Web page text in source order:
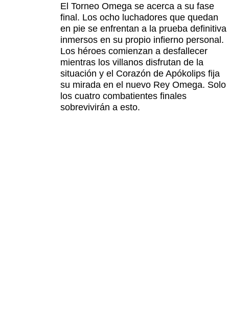
El Torneo Omega se acerca a su fase
final. Los ocho luchadores que quedan
en pie se enfrentan a la prueba definitiva
inmersos en su propio infierno personal.
Los héroes comienzan a desfallecer
mientras los villanos disfrutan de la
situación y el Corazón de Apókolips fija
su mirada en el nuevo Rey Omega. Solo
los cuatro combatientes finales
sobrevivirán a esto.